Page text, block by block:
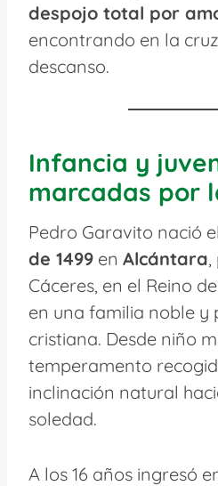
despojo total por
encontrando en la
descanso.
Infancia y
marcadas por
Pedro Garavito nació el
de 1499 en Alcántara,
Cáceres, en el Reino
en una familia noble
cristiana. Desde niño
temperamento
inclinación natural
soledad.
A los 16 años ingresó